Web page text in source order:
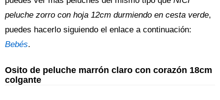
peluche zorro con hoja 12cm durmiendo en cesta verde,
puedes hacerlo siguiendo el enlace a continuación:
Bebés.
Osito de peluche marrón claro con corazón 18cm
colgante